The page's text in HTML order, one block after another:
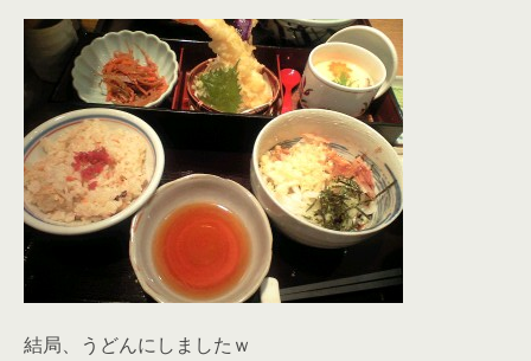
結局、うどんにしましたｗ